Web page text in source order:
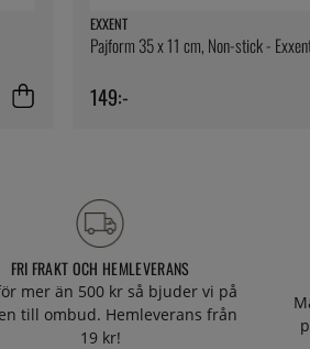
EXXENT
Pajform 35 x 11 cm, Non-stick -
149:-
FRI FRAKT OCH HEMLEVERANS
mer än 500 kr så bjuder vi på
till ombud. Hemleverans från
19 kr!